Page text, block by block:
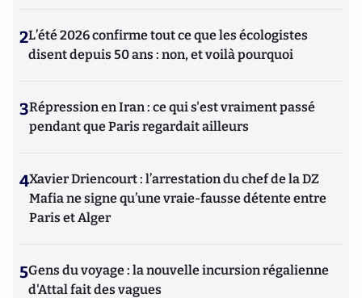
2L’été 2026 confirme tout ce que les écologistes
disent depuis 50 ans : non, et voilà pourquoi
3Répression en Iran : ce qui s'est vraiment passé
pendant que Paris regardait ailleurs
4Xavier Driencourt : l’arrestation du chef de la DZ
Mafia ne signe qu’une vraie-fausse détente entre
Paris et Alger
5Gens du voyage : la nouvelle incursion régalienne
d'Attal fait des vagues